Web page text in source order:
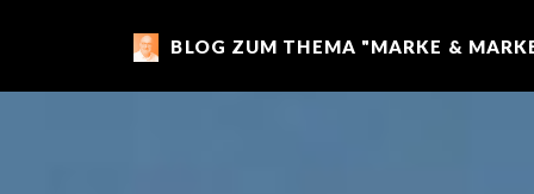
mBLOG ZUM THEMA "MARKE &